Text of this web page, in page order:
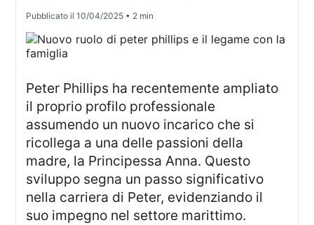
Pubblicato il10/04/2025 • 2 min
Peter Phillips ha recentemente ampliato
il proprio profilo professionale
assumendo un nuovo incarico che si
ricollega a una delle passioni della
madre, la Principessa Anna. Questo
sviluppo segna un passo significativo
nella carriera di Peter, evidenziando il
suo impegno nel settore marittimo.